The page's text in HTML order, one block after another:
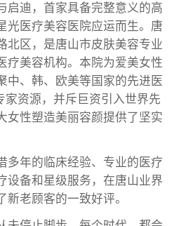
启迪，首家具备完整意义的高
医疗美容医院应运而生。唐
北区，是唐山市皮肤美容专业
疗美容机构。本院为爱美女性
中、韩、欧美等国家的先进医
资源，并斥巨资引入世界先
女性塑造美丽容颜提供了坚实
多年的临床经验、专业的医疗
设备和星级服务，在唐山业界
新老顾客的一致好评。